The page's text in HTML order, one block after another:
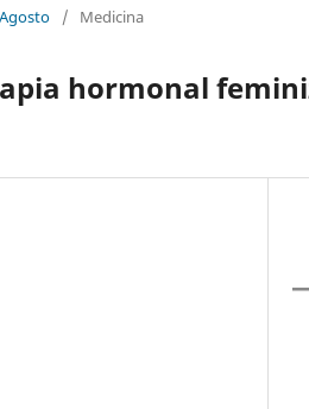
/ Medicina
hormonal